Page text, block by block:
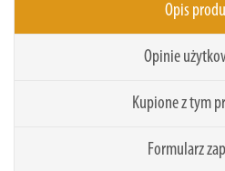
Opis
Opinie
Kupione z tym
Formularz